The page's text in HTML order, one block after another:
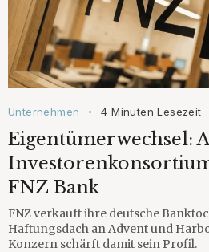
Unternehmen • 4 Minuten Lesezeit
Eigentümerwechsel:
FNZ Bank
FNZ verkauft ihre deutsche
Haftungsdach an Advent und
Konzern schärft damit sein Profil.